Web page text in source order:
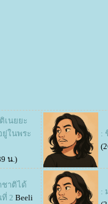
เนยยะ
ในพระ
น.)
:
ชาติได้
2 Beeli
: